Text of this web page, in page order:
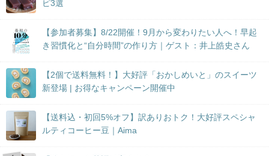
ピ3選
【参加者募集】8/22開催！9月から変わりたい人へ！早起
き習慣化と“自分時間”の作り方｜ゲスト：井上皓史さん
【2個で送料無料！】大好評「おかしめいと」のスイーツ
新登場 | お得なキャンペーン開催中
【送料込・初回5%オフ】訳ありおトク！大好評スペシャ
ルティコーヒー豆｜Aima